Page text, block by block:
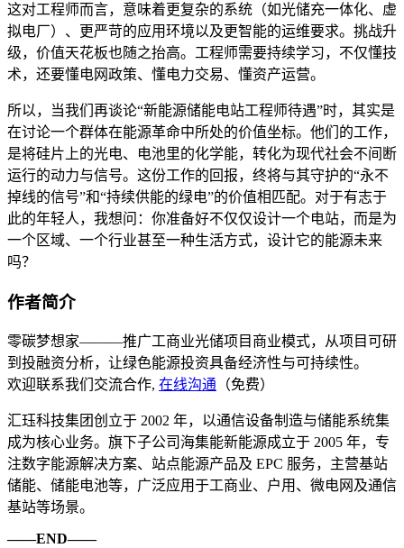
这对工程师而言，意味着更复杂的系统（如光储充一体化、虚
拟电厂）、更严苛的应用环境以及更智能的运维要求。挑战升
级，价值天花板也随之抬高。工程师需要持续学习，不仅懂技
术，还要懂电网政策、懂电力交易、懂资产运营。
所以，当我们再谈论“新能源储能电站工程师待遇”时，其实是
在讨论一个群体在能源革命中所处的价值坐标。他们的工作，
是将硅片上的光电、电池里的化学能，转化为现代社会不间断
运行的动力与信号。这份工作的回报，终将与其守护的“永不
掉线的信号”和“持续供能的绿电”的价值相匹配。对于有志于
此的年轻人，我想问：你准备好不仅仅设计一个电站，而是为
一个区域、一个行业甚至一种生活方式，设计它的能源未来
吗？
作者简介
零碳梦想家———推广工商业光储项目商业模式，从项目可研
到投融资分析，让绿色能源投资具备经济性与可持续性。
欢迎联系我们交流合作, 在线沟通 （免费）
汇珏科技集团创立于 2002 年，以通信设备制造与储能系统集
成为核心业务。旗下子公司海集能新能源成立于 2005 年，专
注数字能源解决方案、站点能源产品及 EPC 服务，主营基站
储能、储能电池等，广泛应用于工商业、户用、微电网及通信
基站等场景。
——END——